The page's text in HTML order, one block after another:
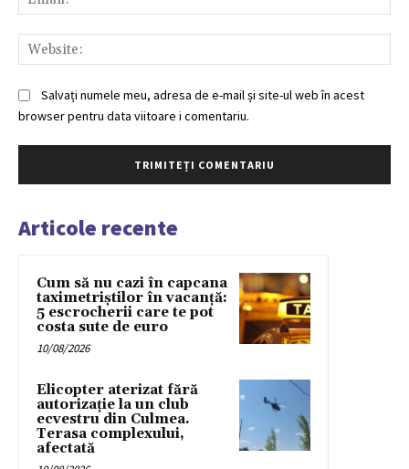
Salvați numele meu, adresa de e-mail și site-ul web în acest
browser pentru data viitoare i comentariu.
Articole recente
Cum să nu cazi în capcana
taximetriștilor în vacanță:
5 escrocherii care te pot
costa sute de euro
10/08/2026
Elicopter aterizat fără
autorizație la un club
ecvestru din Culmea.
Terasa complexului,
afectată